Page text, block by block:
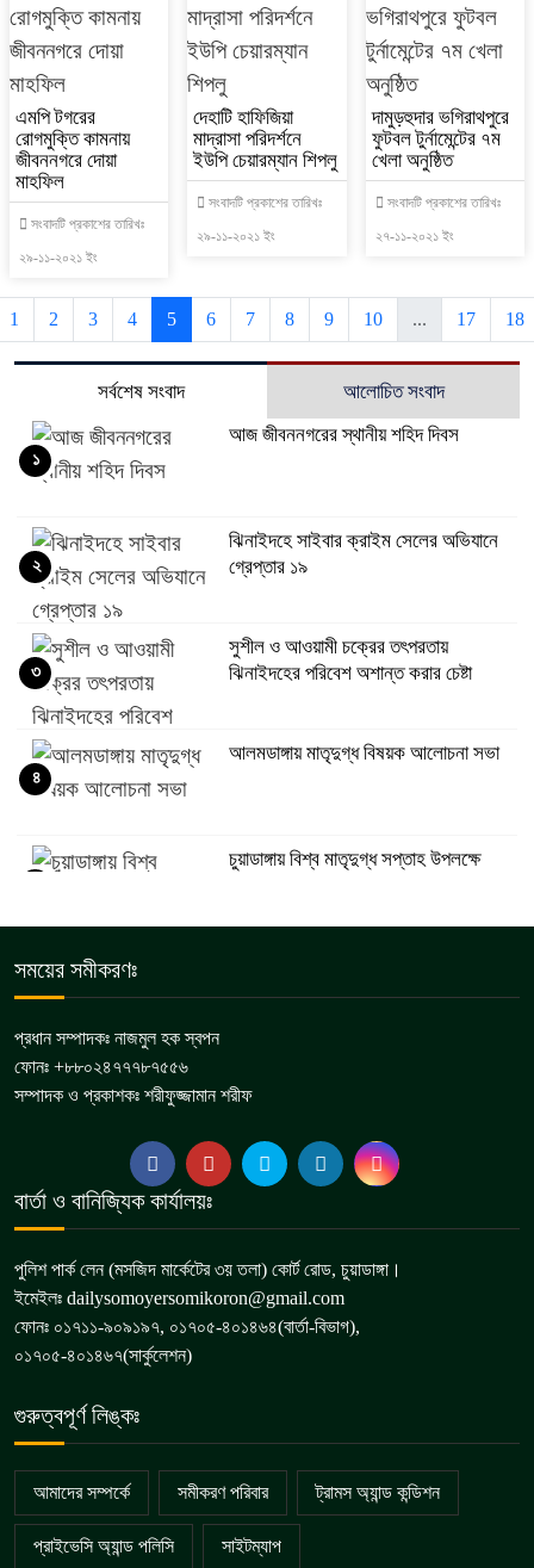
এমপি টগরের
রোগমুক্তি কামনায়
জীবননগরে দোয়া
মাহফিল
সংবাদটি প্রকাশের তারিখঃ
২৯-১১-২০২১ ইং
দেহাটি হাফিজিয়া
মাদ্রাসা পরিদর্শনে
ইউপি চেয়ারম্যান শিপলু
সংবাদটি প্রকাশের তারিখঃ
২৯-১১-২০২১ ইং
দামুড়হুদার ভগিরাথপুরে
ফুটবল টুর্নামেন্টের ৭ম
খেলা অনুষ্ঠিত
সংবাদটি প্রকাশের তারিখঃ
২৭-১১-২০২১ ইং
1 2 3 4 5 6 7 8 9 10 ... 17 18
সর্বশেষ সংবাদ
আলোচিত সংবাদ
আজ জীবননগরের স্থানীয় শহিদ দিবস
১
ঝিনাইদহে সাইবার ক্রাইম সেলের অভিযানে
গ্রেপ্তার ১৯
২
সুশীল ও আওয়ামী চক্রের তৎপরতায়
ঝিনাইদহের পরিবেশ অশান্ত করার চেষ্টা
৩
আলমডাঙ্গায় মাতৃদুগ্ধ বিষয়ক আলোচনা সভা
৪
চুয়াডাঙ্গায় বিশ্ব মাতৃদুগ্ধ সপ্তাহ উপলক্ষে
ইউনিয়নের মাসিক সভা অনুষ্ঠিত
মশিউর রহমান
৭
দামুড়হুদায় বিভিন্ন মামলার ৫ আসামি
৮
সময়ের সমীকরণঃ
প্রধান সম্পাদকঃ নাজমুল হক স্বপন
ফোনঃ +৮৮০২৪৭৭৭৮৭৫৫৬
সম্পাদক ও প্রকাশকঃ শরীফুজ্জামান শরীফ
বার্তা ও বানিজ্যিক কার্যালয়ঃ
পুলিশ পার্ক লেন (মসজিদ মার্কেটের ৩য় তলা) কোর্ট রোড, চুয়াডাঙ্গা।
ইমেইলঃ dailysomoyersomikoron@gmail.com
ফোনঃ ০১৭১১-৯০৯১৯৭, ০১৭০৫-৪০১৪৬৪(বার্তা-বিভাগ),
০১৭০৫-৪০১৪৬৭(সার্কুলেশন)
গুরুত্বপূর্ণ লিঙ্কঃ
আমাদের সম্পর্কে সমীকরণ পরিবার ট্রামস অ্যান্ড কন্ডিশন
প্রাইভেসি অ্যান্ড পলিসি সাইটম্যাপ